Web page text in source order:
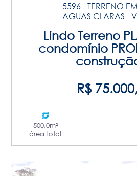
5596 - TERRENO
AGUAS CLARAS -
Lindo Terreno
condomínio
R$
500.0m²
área total